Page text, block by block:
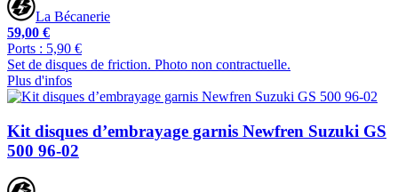
La Bécanerie
59,00 €
Ports : 5,90 €
Set de disques de friction. Photo non contractuelle.
Plus d'infos
Kit disques d’embrayage garnis Newfren Suzuki GS
500 96-02